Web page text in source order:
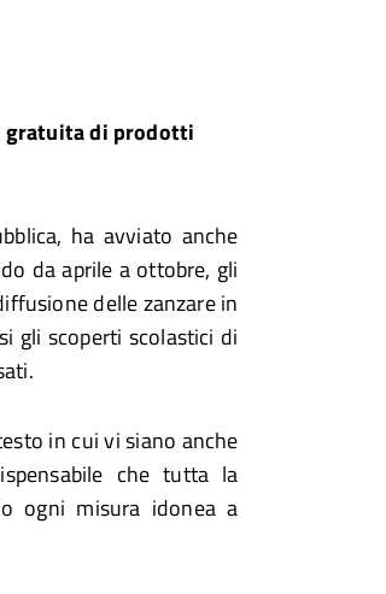
gratuita di prodotti
ha avviato anche
da aprile a ottobre, gli
delle zanzare in
gli scoperti scolastici di
in cui vi siano anche
che tutta la
ogni misura idonea a